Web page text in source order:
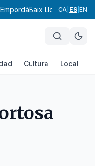
Baix LlobregatBaix
CA ES EN
Cultura Local